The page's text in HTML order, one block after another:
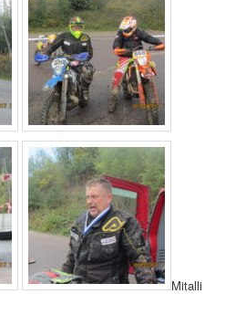
Mitalli